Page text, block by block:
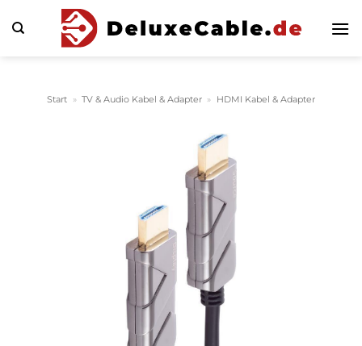
Inhalt
Start » TV & Audio Kabel & Adapter » HDMI Kabel & Adapter